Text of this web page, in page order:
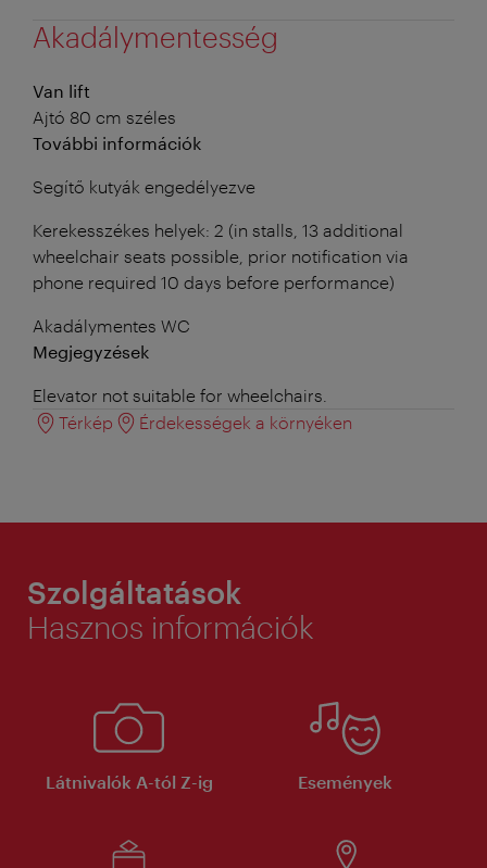
Akadálymentesség
Van lift
Ajtó 80 cm széles
További információk
Segítő kutyák engedélyezve
Kerekesszékes helyek: 2 (in stalls, 13 additional
wheelchair seats possible, prior notification via
phone required 10 days before performance)
Akadálymentes WC
Megjegyzések
Elevator not suitable for wheelchairs.
Térkép
Érdekességek a környéken
Szolgáltatások
Hasznos információk
Látnivalók A-tól Z-ig Események